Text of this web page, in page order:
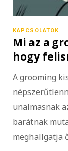
KAPCSOLATOK
Mi az a
hogy
A grooming
unalmasnak
barátnak
meghallgatja